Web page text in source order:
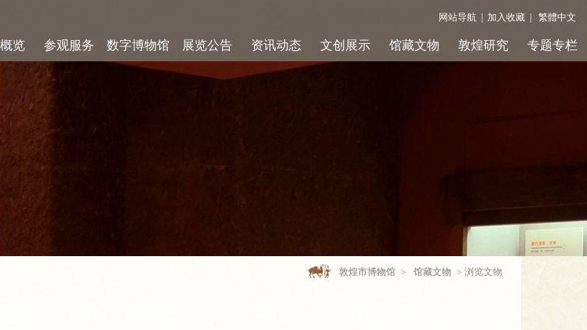
网站导航 加入收藏 繁體中文
览 参观服务 数字博物馆 展览公告 资讯动态 文创展示 馆藏文物 敦煌研究 专题专栏
敦煌市博物馆 > 馆藏文物 > 浏览文物